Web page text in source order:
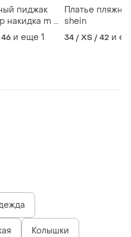
пиджак
накидка m l
и еще 1
Платье
shein
34 / XS / 42 и
Колышки